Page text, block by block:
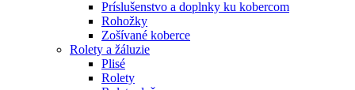
Príslušenstvo a doplnky ku kobercom
Rohožky
Zošívané koberce
Rolety a žáluzie
Plisé
Rolety